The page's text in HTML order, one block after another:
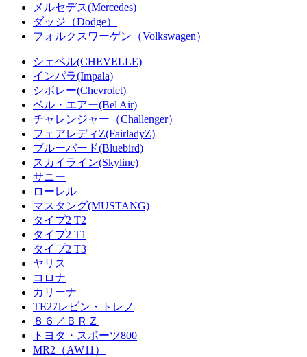
メルセデス(Mercedes)
ダッジ（Dodge）
フォルクスワーゲン（Volkswagen）
シェベル(CHEVELLE)
インパラ(Impala)
シボレー(Chevrolet)
ベル・エアー(Bel Air)
チャレンジャー（Challenger）
フェアレディZ(FairladyZ)
ブルーバード(Bluebird)
スカイライン(Skyline)
サニー
ローレル
マスタング(MUSTANG)
タイプ2 T2
タイプ2 T1
タイプ2 T3
ヤリス
コロナ
カリーナ
TE27レビン・トレノ
８６／ＢＲＺ
トヨタ・スポーツ800
MR2（AW11）